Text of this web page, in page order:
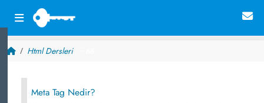
Html Dersleri
Meta Tag Nedir?